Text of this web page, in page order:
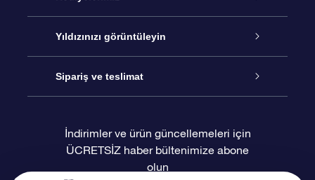
İletişim
Blogu
Değerlendirmeler
Çevrimiçi Yıldız Hediyesi
OSR Hediye Paketi
OSR Hediye Kartı
Yıldızınızı görüntüleyin
Star Register
Kişiselleştirilmiş Yıldız Sayfası
Sipariş ve teslimat
Ödeme bilgileri
İndirimler ve ürün güncellemeleri için
ÜCRETSİZ haber bültenimize abone
olun